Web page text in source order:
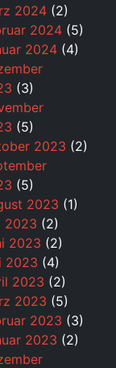
2024 (2)
2024 (5)
2024 (4)
(3)
(5)
2023 (2)
(5)
2023 (1)
2023 (2)
2023 (2)
2023 (4)
2023 (2)
2023 (5)
2023 (3)
2023 (2)